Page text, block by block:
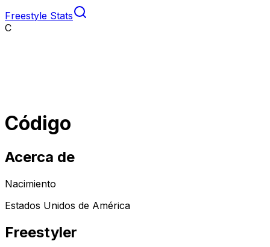
Freestyle Stats
C
Código
Acerca de
Nacimiento
Estados Unidos de América
Freestyler